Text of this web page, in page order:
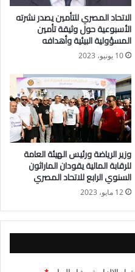
العالم نحو الاقتصاد
في دعم هذه التوجهات من
الاستثمارات المستدامة وتحد
التأمين على دمج المنتجات
فعالة للاستجابة لمخاطر
المستقبل”.
أو تشجع على التحول إلى
انطلاق نحو تعزيز استراتيجية
الحكومة المصرية.
الاتحاد المصري للتأمين يصدر نشرته
الأسبوعية حول وثيقة تأمين
المسؤولية البيئية وأهدافه
10 يونيو، 2023
وزير الرياضة ورئيس الهيئة العامة
للرقابة المالية يقودان الماراثون
السنوي الرابع للاتحاد المصري
12 مايو، 2023